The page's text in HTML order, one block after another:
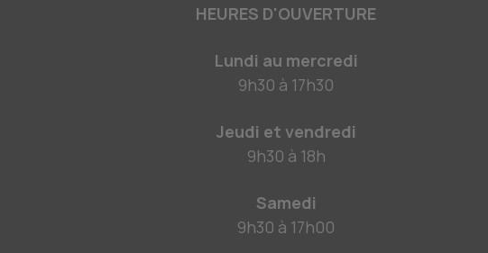
HEURES D'OUVERTURE
Lundi au mercredi
9h30 à 17h30
Jeudi et vendredi
9h30 à 18h
Samedi
9h30 à 17h00